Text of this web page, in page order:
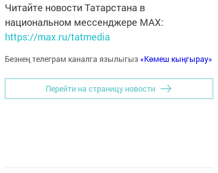
Читайте новости Татарстана в
национальном мессенджере MАХ:
https://max.ru/tatmedia
Безнең телеграм каналга язылыгыз «Көмеш кыңгырау»
Перейти на страницу новости